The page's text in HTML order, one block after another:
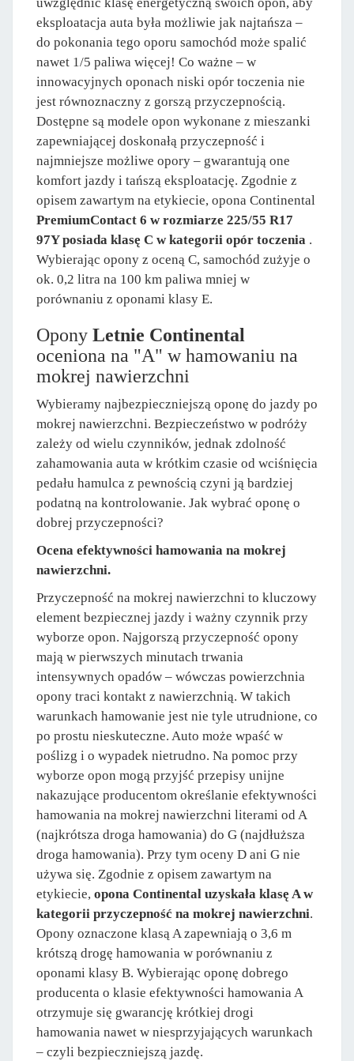
eksploatacja auta była możliwie jak najtańsza –
do pokonania tego oporu samochód może spalić
nawet 1/5 paliwa więcej! Co ważne – w
innowacyjnych oponach niski opór toczenia nie
jest równoznaczny z gorszą przyczepnością.
Dostępne są modele opon wykonane z mieszanki
zapewniającej doskonałą przyczepność i
najmniejsze możliwe opory – gwarantują one
komfort jazdy i tańszą eksploatację. Zgodnie z
opisem zawartym na etykiecie, opona Continental
PremiumContact 6 w rozmiarze 225/55 R17
97Y posiada klasę C w kategorii opór toczenia .
Wybierając opony z oceną C, samochód zużyje o
ok. 0,2 litra na 100 km paliwa mniej w
porównaniu z oponami klasy E.
Opony Letnie Continental
oceniona na "A" w hamowaniu na
mokrej nawierzchni
Wybieramy najbezpieczniejszą oponę do jazdy po
mokrej nawierzchni. Bezpieczeństwo w podróży
zależy od wielu czynników, jednak zdolność
zahamowania auta w krótkim czasie od wciśnięcia
pedału hamulca z pewnością czyni ją bardziej
podatną na kontrolowanie. Jak wybrać oponę o
dobrej przyczepności?
Ocena efektywności hamowania na mokrej
nawierzchni.
Przyczepność na mokrej nawierzchni to kluczowy
element bezpiecznej jazdy i ważny czynnik przy
wyborze opon. Najgorszą przyczepność opony
mają w pierwszych minutach trwania
intensywnych opadów – wówczas powierzchnia
opony traci kontakt z nawierzchnią. W takich
warunkach hamowanie jest nie tyle utrudnione, co
po prostu nieskuteczne. Auto może wpaść w
poślizg i o wypadek nietrudno. Na pomoc przy
wyborze opon mogą przyjść przepisy unijne
nakazujące producentom określanie efektywności
hamowania na mokrej nawierzchni literami od A
(najkrótsza droga hamowania) do G (najdłuższa
droga hamowania). Przy tym oceny D ani G nie
używa się. Zgodnie z opisem zawartym na
etykiecie, opona Continental uzyskała klasę A w
kategorii przyczepność na mokrej nawierzchni.
Opony oznaczone klasą A zapewniają o 3,6 m
krótszą drogę hamowania w porównaniu z
oponami klasy B. Wybierając oponę dobrego
producenta o klasie efektywności hamowania A
otrzymuje się gwarancję krótkiej drogi
hamowania nawet w niesprzyjających warunkach
– czyli bezpieczniejszą jazdę.